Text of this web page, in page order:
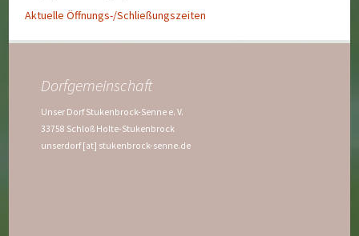
Aktuelle Öffnungs-/Schließungszeiten
Dorfgemeinschaft
Unser Dorf Stukenbrock-Senne e. V.
33758 Schloß Holte-Stukenbrock
unserdorf [at] stukenbrock-senne.de